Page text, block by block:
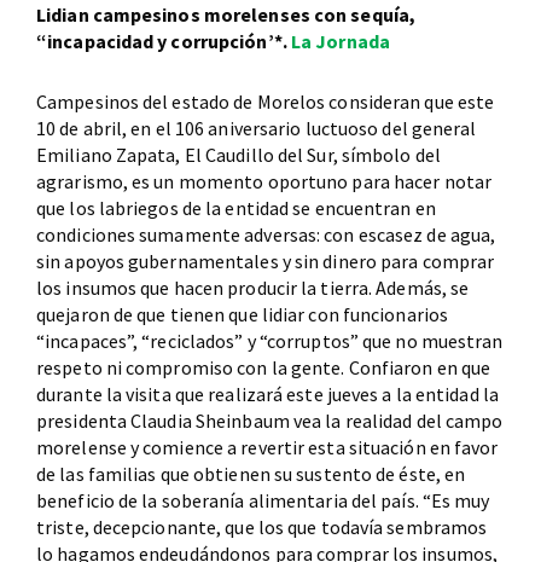
Lidian campesinos morelenses con sequía,
“incapacidad y corrupción’*. La Jornada
Campesinos del estado de Morelos consideran que este
10 de abril, en el 106 aniversario luctuoso del general
Emiliano Zapata, El Caudillo del Sur, símbolo del
agrarismo, es un momento oportuno para hacer notar
que los labriegos de la entidad se encuentran en
condiciones sumamente adversas: con escasez de agua,
sin apoyos gubernamentales y sin dinero para comprar
los insumos que hacen producir la tierra. Además, se
quejaron de que tienen que lidiar con funcionarios
“incapaces”, “reciclados” y “corruptos” que no muestran
respeto ni compromiso con la gente. Confiaron en que
durante la visita que realizará este jueves a la entidad la
presidenta Claudia Sheinbaum vea la realidad del campo
morelense y comience a revertir esta situación en favor
de las familias que obtienen su sustento de éste, en
beneficio de la soberanía alimentaria del país. “Es muy
triste, decepcionante, que los que todavía sembramos
lo hagamos endeudándonos para comprar los insumos,